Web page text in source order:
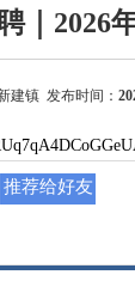
｜2026
建镇 发布时间：
推荐给好友